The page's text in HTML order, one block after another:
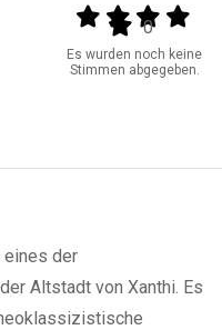
Output format
(star)(star)(star)
(star)
0
Es wurden noch keine
Stimmen abgegeben.
eines der
Altstadt von Xanthi. Es